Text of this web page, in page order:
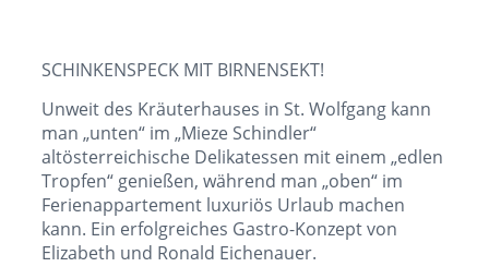
SCHINKENSPECK MIT BIRNENSEKT!
Unweit des Kräuterhauses in St. Wolfgang kann
man „unten“ im „Mieze Schindler“
altösterreichische Delikatessen mit einem „edlen
Tropfen“ genießen, während man „oben“ im
Ferienappartement luxuriös Urlaub machen
kann. Ein erfolgreiches Gastro-Konzept von
Elizabeth und Ronald Eichenauer.